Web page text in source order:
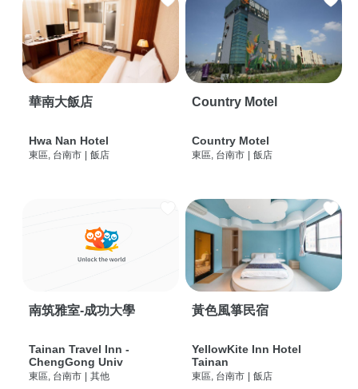
華南大飯店
Hwa Nan Hotel
東區, 台南市 | 飯店
Country Motel
Country Motel
東區, 台南市 | 飯店
南筑雅室-成功大學
Tainan Travel Inn -
ChengGong Univ
東區, 台南市 | 其他
黃色風箏民宿
YellowKite Inn Hotel
Tainan
東區, 台南市 | 飯店